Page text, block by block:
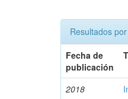
Resultados
Fecha de
publicación
2018